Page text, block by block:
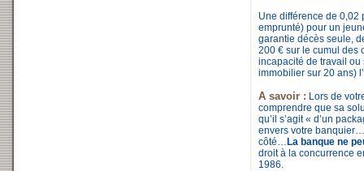
Une différence de 0,02
emprunté) pour un
garantie décès seule,
200 € sur le cumul des
incapacité de travail
immobilier sur 20 ans)
A savoir : Lors de
comprendre que sa
qu’il s’agit « d’un
envers votre
côté… La banque ne
droit à la concurrence
1986.